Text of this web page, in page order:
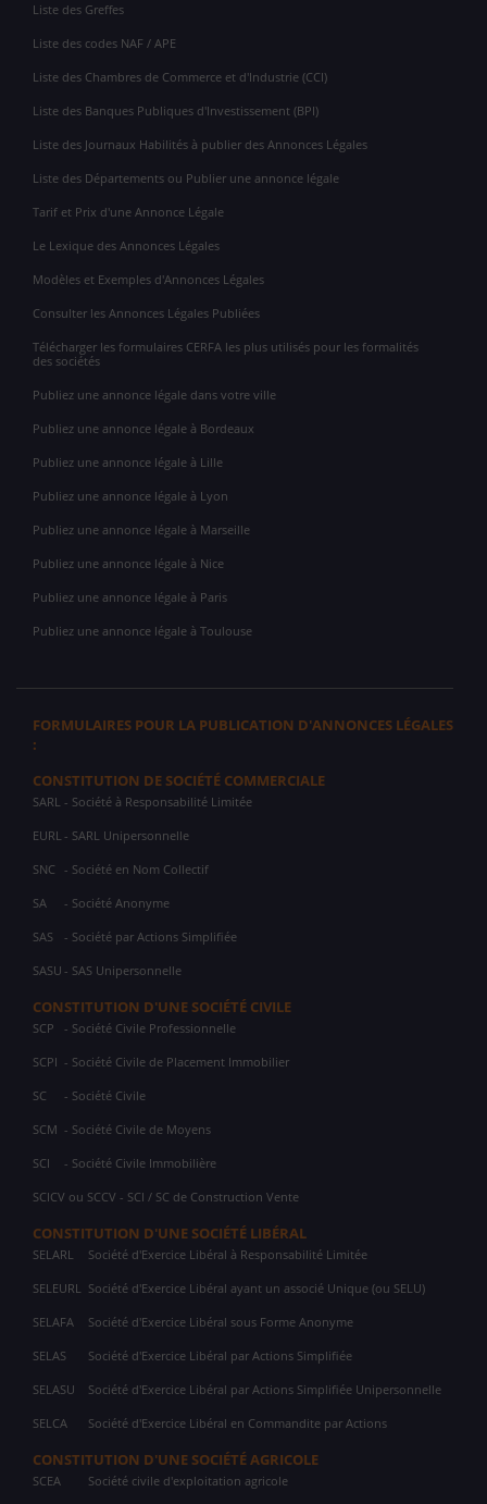
Liste des Greffes
Liste des codes NAF / APE
Liste des Chambres de Commerce et d'Industrie (CCI)
Liste des Banques Publiques d'Investissement (BPI)
Liste des Journaux Habilités à publier des Annonces Légales
Liste des Départements ou Publier une annonce légale
Tarif et Prix d'une Annonce Légale
Le Lexique des Annonces Légales
Modèles et Exemples d'Annonces Légales
Consulter les Annonces Légales Publiées
Télécharger les formulaires CERFA les plus utilisés pour les formalités
des sociétés
Publiez une annonce légale dans votre ville
Publiez une annonce légale à Bordeaux
Publiez une annonce légale à Lille
Publiez une annonce légale à Lyon
Publiez une annonce légale à Marseille
Publiez une annonce légale à Nice
Publiez une annonce légale à Paris
Publiez une annonce légale à Toulouse
FORMULAIRES POUR LA PUBLICATION D'ANNONCES LÉGALES
:
CONSTITUTION DE SOCIÉTÉ COMMERCIALE
SARL - Société à Responsabilité Limitée
EURL - SARL Unipersonnelle
SNC - Société en Nom Collectif
SA - Société Anonyme
SAS - Société par Actions Simplifiée
SASU - SAS Unipersonnelle
CONSTITUTION D'UNE SOCIÉTÉ CIVILE
SCP - Société Civile Professionnelle
SCPI - Société Civile de Placement Immobilier
SC - Société Civile
SCM - Société Civile de Moyens
SCI - Société Civile Immobilière
SCICV ou SCCV - SCI / SC de Construction Vente
CONSTITUTION D'UNE SOCIÉTÉ LIBÉRAL
SELARL Société d'Exercice Libéral à Responsabilité Limitée
SELEURL Société d'Exercice Libéral ayant un associé Unique (ou SELU)
SELAFA Société d'Exercice Libéral sous Forme Anonyme
SELAS Société d'Exercice Libéral par Actions Simplifiée
SELASU Société d'Exercice Libéral par Actions Simplifiée Unipersonnelle
SELCA Société d'Exercice Libéral en Commandite par Actions
CONSTITUTION D'UNE SOCIÉTÉ AGRICOLE
SCEA Société civile d'exploitation agricole